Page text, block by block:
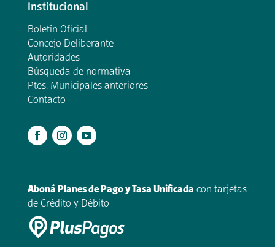
Institucional
Boletín Oficial
Concejo Deliberante
Autoridades
Búsqueda de normativa
Ptes. Municipales anteriores
Contacto
Aboná Planes de Pago y Tasa Unificada con tarjetas
de Crédito y Débito